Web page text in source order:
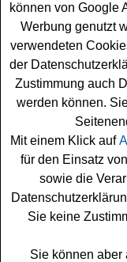
Wer gern tolle
bei diesem
Der Müller
Festival Tickets für
Belgien. Mit etwas
Tickets gewinnen.
DAzu gibt es ein
Gewinner
Gewinnspiel des
möchten, müssen
ausfüllen. Denn
Gewinnchance
können von Google
Werbung genutzt
verwendeten
der
Zustimmung auch
werden können.
Mit einem Klick auf
für den Einsatz
sowie die
Sie keine
Sie können aber